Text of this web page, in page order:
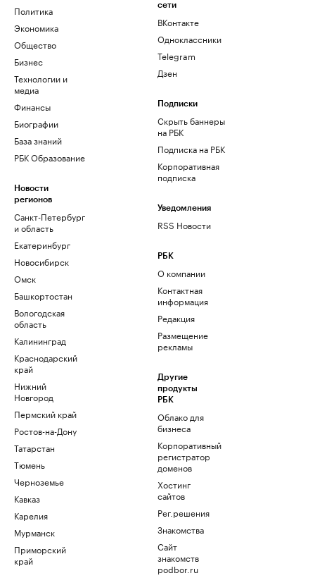
Политика
Экономика
Общество
Бизнес
Технологии и
медиа
Финансы
Биографии
База знаний
РБК Образование
Новости
регионов
Санкт-Петербург
и область
Екатеринбург
Новосибирск
Омск
Башкортостан
Вологодская
область
Калининград
Краснодарский
край
Нижний
Новгород
Пермский край
Ростов-на-Дону
Татарстан
Тюмень
Черноземье
Кавказ
Карелия
Мурманск
Приморский
край
сети
ВКонтакте
Одноклассники
Telegram
Дзен
Подписки
Скрыть баннеры
на РБК
Подписка на РБК
Корпоративная
подписка
Уведомления
RSS Новости
РБК
О компании
Контактная
информация
Редакция
Размещение
рекламы
Другие
продукты
РБК
Облако для
бизнеса
Корпоративный
регистратор
доменов
Хостинг
сайтов
Рег.решения
Знакомства
Сайт
знакомств
podbor.ru